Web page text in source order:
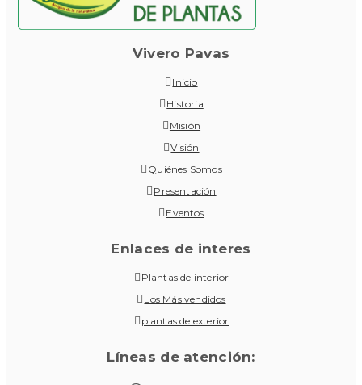
Vivero Pavas
Inicio
Historia
Misión
Visión
Quiénes Somos
Presentación
Eventos
Enlaces de interes
Plantas de interior
Los Más vendidos
plantas de exterior
Líneas de atención: